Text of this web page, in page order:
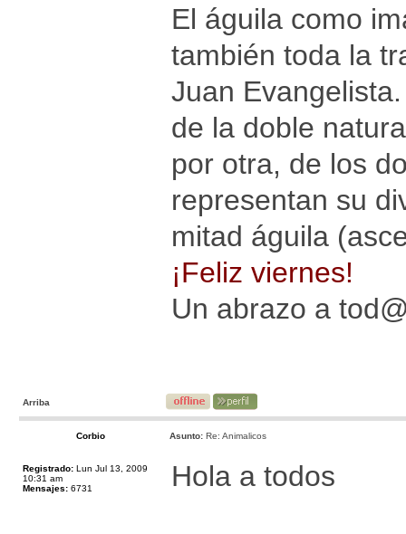
El águila como
también toda la
Juan
de la doble
por otra, de los
representan su
mitad águila
¡Feliz viernes!
Un abrazo a
Arriba
Corbio Asunto: Re: Animalicos
Registrado: Lun Jul 13, 2009
10:31 am
Mensajes: 6731 Hola a todos